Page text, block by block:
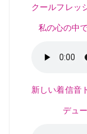
クールフレッ
私の心の中
新しい着信音
デュ